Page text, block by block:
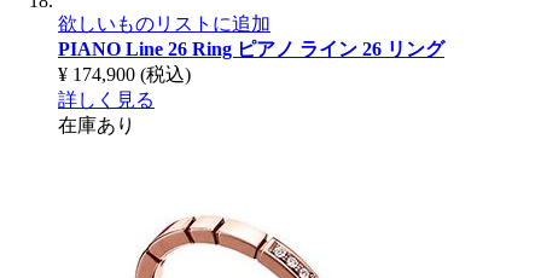
欲しいものリストに追加
PIANO Line 26 Ring ピアノ ライン 26 リング
¥ 174,900 (税込)
詳しく見る
在庫あり